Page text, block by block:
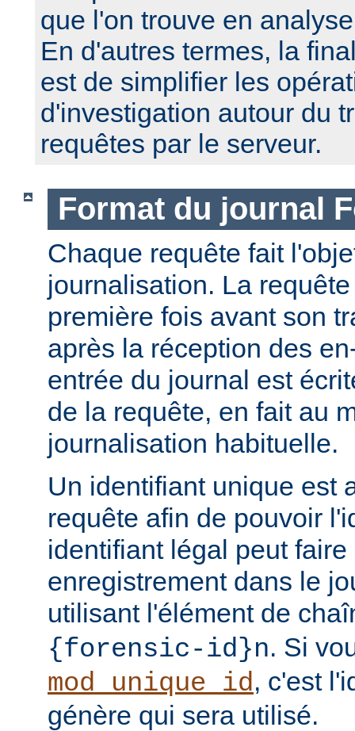
que l'on trouve en
En d'autres termes, la
est de simplifier les
d'investigation autour du
requêtes par le serveur.
Format du journal
Chaque requête fait
journalisation. La
première fois avant son
après la réception des
entrée du journal est
de la requête, en fait au
journalisation habituelle.
Un identifiant unique est
requête afin de pouvoir
identifiant légal peut
enregistrement dans le
utilisant l'élément de
{forensic-id}n. Si
mod_unique_id, c'est
génère qui sera utilisé.